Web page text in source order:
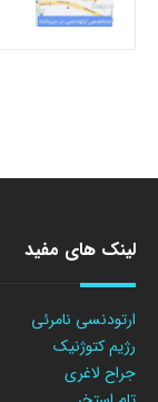
لینک های مفید
ارتودنسی نامرئی
رژیم کتوژنیک
جراح لاغری